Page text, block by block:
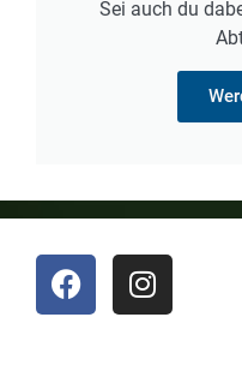
Sei auch du